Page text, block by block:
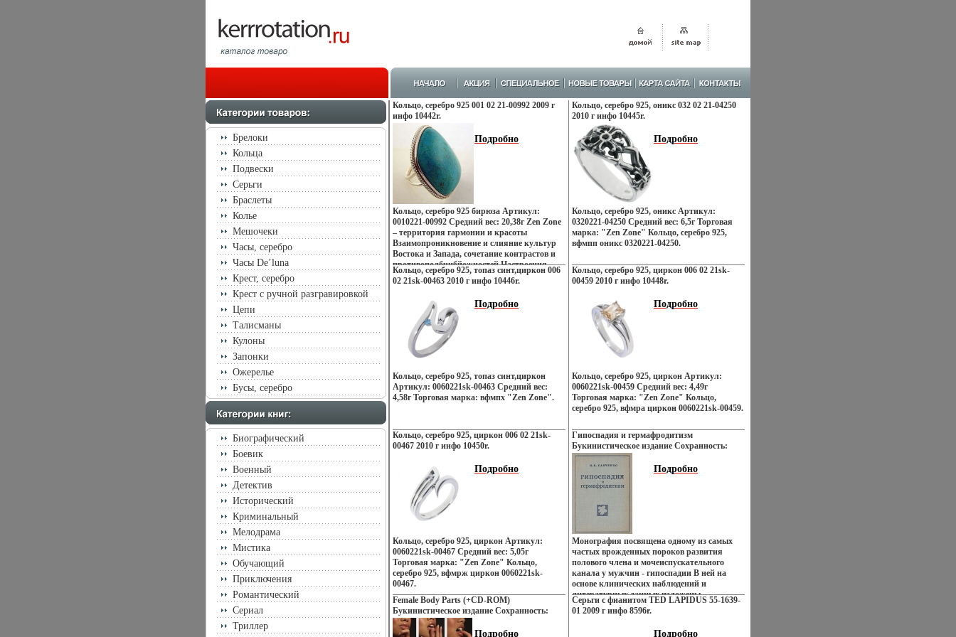
Брелоки
Кольца
Подвески
Серьги
Браслеты
Колье
Мешочеки
Часы, серебро
Часы De’luna
Крест, серебро
Крест с ручной разгравировкой
Цепи
Талисманы
Кулоны
Запонки
Ожерелье
Бусы, серебро
Биографический
Боевик
Военный
Детектив
Исторический
Криминальный
Мелодрама
Мистика
Обучающий
Приключения
Романтический
Сериал
Триллер
Кольцо, серебро 925 001 02 21-00992 2009 г
инфо 10442r.
Подробно
Кольцо, серебро 925 бирюза Артикул:
0010221-00992 Средний вес: 20,38г Zen Zone
– территория гармонии и красоты
Взаимопроникновение и слияние культур
Востока и Запада, сочетание контрастов и
противополбчибйожностей Настроения
неонового Токио, обаяние французских
кофеин, безудержная роскошь индийских
лазурных побережий Бали, динамика моды
и тенденций Милана – все это воплотилось в
ювелирных шедеврах Zen Zone Дизайнеры
изменили традвеяиииционному подходу
создания украшений, как деталей
украшающих образ Украшения Zen Zone
дарят вам привилегию избранных –
подчеркивать, менять и создавать свой
неповторимый образ, приобретая при этом
заряд настроения и уверенность в своем
Кольцо, серебро 925, топаз синт,циркон 006
02 21sk-00463 2010 г инфо 10446r.
Подробно
Кольцо, серебро 925, топаз синт,циркон
Артикул: 0060221sk-00463 Средний вес:
4,58г Торговая марка: вфмпх "Zen Zone".
Кольцо, серебро 925, циркон 006 02 21sk-
00467 2010 г инфо 10450r.
Подробно
Кольцо, серебро 925, циркон Артикул:
0060221sk-00467 Средний вес: 5,05г
Торговая марка: "Zen Zone" Кольцо,
серебро 925, вфмрж циркон 0060221sk-
00467.
Female Body Parts (+CD-ROM)
Букинистическое издание Сохранность:
Очень хорошая Издательство: Pepin Press,
2003 г Мягкая обложка, 156 стр ISBN 90-
Подробно
Кольцо, серебро 925, оникс 032 02 21-04250
2010 г инфо 10445r.
Подробно
Кольцо, серебро 925, оникс Артикул:
0320221-04250 Средний вес: 6,5г Торговая
марка: "Zen Zone" Кольцо, серебро 925,
вфмпп оникс 0320221-04250.
Кольцо, серебро 925, циркон 006 02 21sk-
00459 2010 г инфо 10448r.
Подробно
Кольцо, серебро 925, циркон Артикул:
0060221sk-00459 Средний вес: 4,49г
Торговая марка: "Zen Zone" Кольцо,
серебро 925, вфмра циркон 0060221sk-00459.
Гипоспадия и гермафродитизм
Букинистическое издание Сохранность:
Хорошая Издательство: Беларусь, 1974 г
Твердый переплет, 192 стр Тираж: 7000 экз
Формат: 60x84/16 (~143х205 мм) инфо
13936y.
Подробно
Монография посвящена одному из самых
частых врожденных пороков развития
полового члена и мочеиспускательного
канала у мужчин - гипоспадии В ней на
основе клинических наблюдений и
литературных данных изложены
бюэхфвопросы этиологии, патогенеза,
диагностики и лечения этого заболевания,
Серьги с фианитом TED LAPIDUS 55-1639-
01 2009 г инфо 8596r.
Подробно